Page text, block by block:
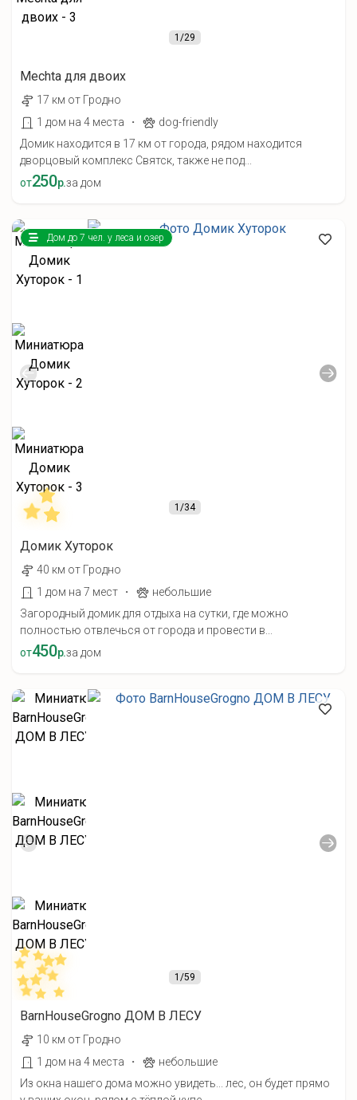
1/29
Mechta для двоих
17 км от Гродно
1 дом на 4 места
·
dog-friendly
Домик находится в 17 км от города, рядом находится
дворцовый комплекс Святск, также не под...
от250р.за дом
1/34
Дом до 7 чел. у леса и озер
Домик Хуторок
40 км от Гродно
1 дом на 7 мест
·
небольшие
Загородный домик для отдыха на сутки, где можно
полностью отвлечься от города и провести в...
от450р.за дом
1/59
BarnHouseGrogno ДОМ В ЛЕСУ
10 км от Гродно
1 дом на 4 места
·
небольшие
Из окна нашего дома можно увидеть... лес, он будет прямо